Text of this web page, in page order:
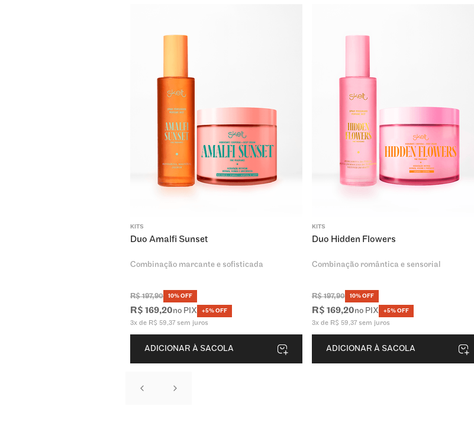
KITS
Duo Amalfi Sunset
Combinação marcante e sofisticada
R$ 197,90 10% OFF
R$ 169,20no PIX +5% OFF
3x de R$ 59,37sem juros
ADICIONAR À SACOLA
KITS
Duo Hidden Flowers
Combinação romântica e sensorial
R$ 197,90 10% OFF
R$ 169,20no PIX +5% OFF
3x de R$ 59,37sem juros
ADICIONAR À SACOLA